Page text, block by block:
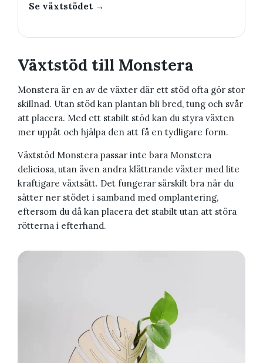
Se växtstödet →
Växtstöd till Monstera
Monstera är en av de växter där ett stöd ofta gör stor
skillnad. Utan stöd kan plantan bli bred, tung och svår
att placera. Med ett stabilt stöd kan du styra växten
mer uppåt och hjälpa den att få en tydligare form.
Växtstöd Monstera passar inte bara Monstera
deliciosa, utan även andra klättrande växter med lite
kraftigare växtsätt. Det fungerar särskilt bra när du
sätter ner stödet i samband med omplantering,
eftersom du då kan placera det stabilt utan att störa
rötterna i efterhand.